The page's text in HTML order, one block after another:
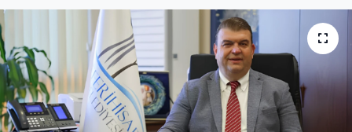
Lider Haber TV Canlı Yayın izle